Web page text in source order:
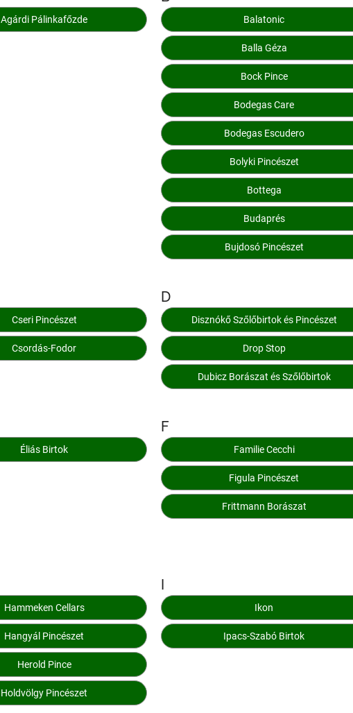
Agárdi Pálinkafőzde Balatonic
Balla Géza
Bock Pince
Bodegas Care
Bodegas Escudero
Bolyki Pincészet
Bottega
Budaprés
Bujdosó Pincészet
Cseri Pincészet
Csordás-Fodor
D
Disznókő Szőlőbirtok és Pincészet
Drop Stop
Dubicz Borászat és Szőlőbirtok
Éliás Birtok
F
Familie Cecchi
Figula Pincészet
Frittmann Borászat
Hammeken Cellars
Hangyál Pincészet
Herold Pince
Holdvölgy Pincészet
I
Ikon
Ipacs-Szabó Birtok